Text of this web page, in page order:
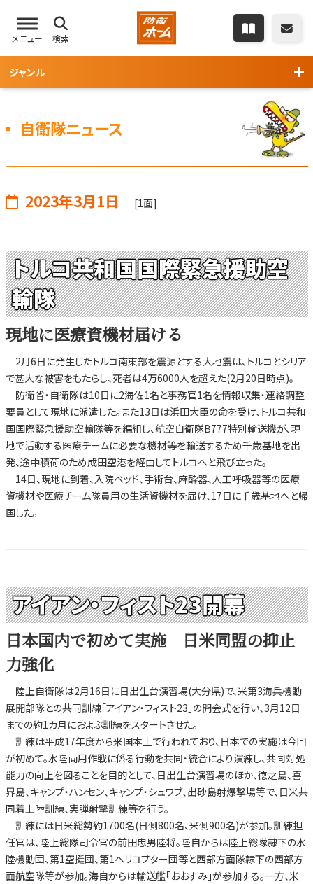
メニュー 検索
ジャンル
自衛隊ニュース
2023年3月1日 [1面]
トルコ共和国国際緊急援助空
輸隊
現地に医療資機材届ける
2月6日に発生したトルコ南東部を震源とする大地震は、トルコとシリア
で甚大な被害をもたらし、死者は4万6000人を超えた(2月20日時点)。
防衛省・自衛隊は10日に2海佐1名と事務官1名を情報収集・連絡調整
要員として現地に派遣した。また13日は浜田大臣の命を受け、トルコ共和
国国際緊急援助空輸隊等を編組し、航空自衛隊B777特別輸送機が、現
地で活動する医療チームに必要な機材等を輸送するため千歳基地を出
発、途中積荷のため成田空港を経由してトルコへと飛び立った。
14日、現地に到着、入院ベッド、手術台、麻酔器、人工呼吸器等の医療
資機材や医療チーム隊員用の生活資機材を届け、17日に千歳基地へと帰
国した。
アイアン・フィスト23開幕
日本国内で初めて実施 日米同盟の抑止
力強化
陸上自衛隊は2月16日に日出生台演習場(大分県)で、米第3海兵機動
展開部隊との共同訓練「アイアン・フィスト23」の開会式を行い、3月12日
までの約1カ月におよぶ訓練をスタートさせた。
訓練は平成17年度から米国本土で行われており、日本での実施は今回
が初めて。水陸両用作戦に係る行動を共同・統合により演練し、共同対処
能力の向上を図ることを目的として、日出生台演習場のほか、徳之島、喜
界島、キャンプ・ハンセン、キャンプ・シュワブ、出砂島射爆撃場等で、日米共
同着上陸訓練、実弾射撃訓練等を行う。
訓練には日米総勢約1700名(日側800名、米側900名)が参加。訓練担
任官は、陸上総隊司令官の前田忠男陸将。陸自からは陸上総隊隷下の水
陸機動団、第1空挺団、第1ヘリコプター団等と西部方面隊隷下の西部方
面航空隊等が参加。海自からは輸送艦「おおすみ」が参加する。一方、米